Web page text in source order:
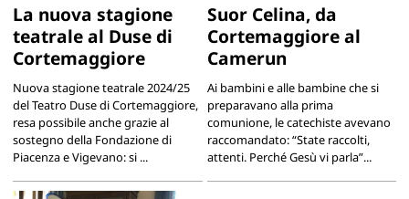
La nuova stagione
teatrale al Duse di
Cortemaggiore
Nuova stagione teatrale 2024/25
del Teatro Duse di Cortemaggiore,
resa possibile anche grazie al
sostegno della Fondazione di
Piacenza e Vigevano: si ...
Suor Celina, da
Cortemaggiore al
Camerun
Ai bambini e alle bambine che si
preparavano alla prima
comunione, le catechiste avevano
raccomandato: “State raccolti,
attenti. Perché Gesù vi parla”...